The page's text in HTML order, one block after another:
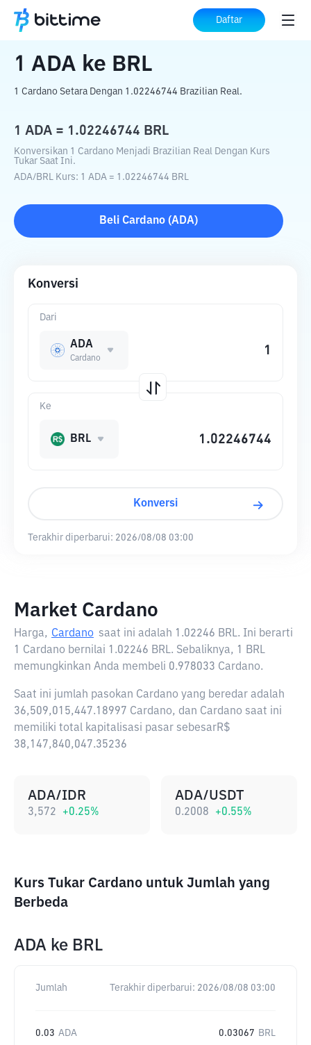
Daftar
Beranda Konverter Kripto ke BRL
1 ADA ke BRL
1 Cardano Setara Dengan 1.02246744 Brazilian Real.
1 ADA = 1.02246744 BRL
Konversikan 1 Cardano Menjadi Brazilian Real Dengan Kurs
Tukar Saat Ini.
ADA/BRL Kurs: 1 ADA = 1.02246744 BRL
Beli Cardano (ADA)
Konversi
Dari
ADA
Cardano
Ke
BRL
Konversi
Terakhir diperbarui: 2026/08/08 03:00
Market Cardano
Harga, Cardano saat ini adalah 1.02246 BRL. Ini berarti
1 Cardano bernilai 1.02246 BRL. Sebaliknya, 1 BRL
memungkinkan Anda membeli 0.978033 Cardano.
Saat ini jumlah pasokan Cardano yang beredar adalah
36,509,015,447.18997 Cardano, dan Cardano saat ini
memiliki total kapitalisasi pasar sebesarR$
38,147,840,047.35236
ADA/IDR
3,572 +0.25%
ADA/USDT
0.2008 +0.55%
Kurs Tukar Cardano untuk Jumlah yang
Berbeda
ADA ke BRL
Jumlah Terakhir diperbarui: 2026/08/08 03:00
0.03 ADA 0.03067 BRL